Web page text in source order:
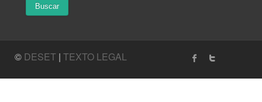
© DESET | TEXTO LEGAL